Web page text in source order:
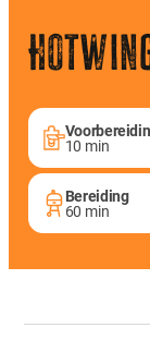
10 min
Bereiding
60 min